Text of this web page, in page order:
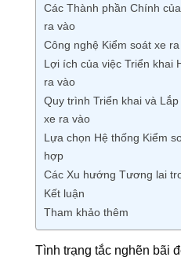
Các Thành phần Chính
ra vào
Công nghệ Kiểm soát xe
Lợi ích của việc Triển khai
ra vào
Quy trình Triển khai và
xe ra vào
Lựa chọn Hệ thống Kiểm
hợp
Các Xu hướng Tương lai
Kết luận
Tham khảo thêm
Tình trạng tắc nghẽn bãi